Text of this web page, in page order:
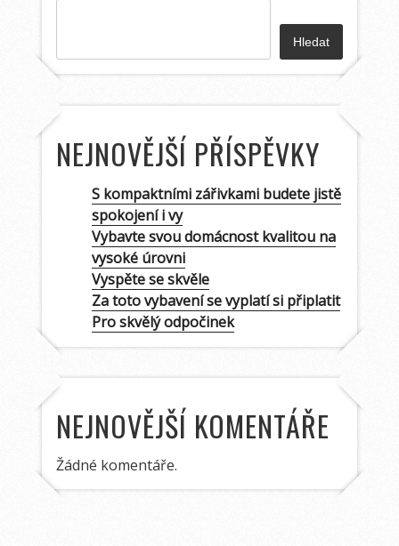
Hledat
NEJNOVĚJŠÍ PŘÍSPĚVKY
S kompaktními zářivkami budete jistě
spokojení i vy
Vybavte svou domácnost kvalitou na
vysoké úrovni
Vyspěte se skvěle
Za toto vybavení se vyplatí si připlatit
Pro skvělý odpočinek
NEJNOVĚJŠÍ KOMENTÁŘE
Žádné komentáře.